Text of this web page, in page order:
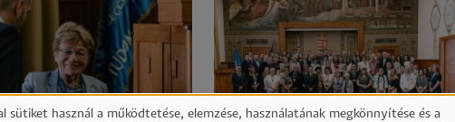
sütiket használ a működtetése, elemzése, használatának megkönnyítése és a